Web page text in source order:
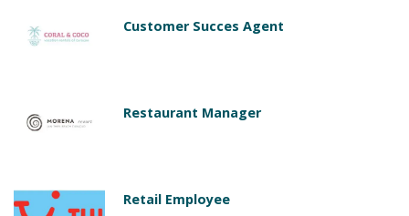
Customer Succes Agent
Restaurant Manager
Retail Employee